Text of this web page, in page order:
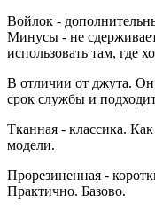
Войлок -
Минусы - не
использовать там, где
В отличии от джута.
срок службы и
Тканная - классика.
модели.
Прорезиненная -
Практично. Базово.